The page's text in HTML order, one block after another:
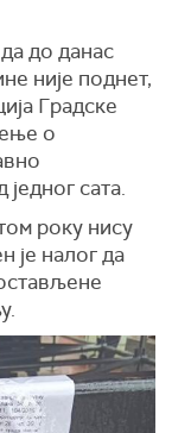
до данас
није поднет,
Градске
о
сата.
року нису
је налог да